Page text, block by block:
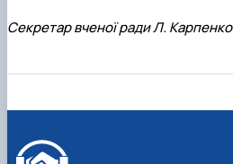
Секретар вченої ради Л. Карпенко